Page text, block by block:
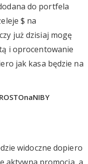
do portfela
$ na
już dzisiaj mogę
i oprocentowanie
jak kasa będzie na
widoczne dopiero